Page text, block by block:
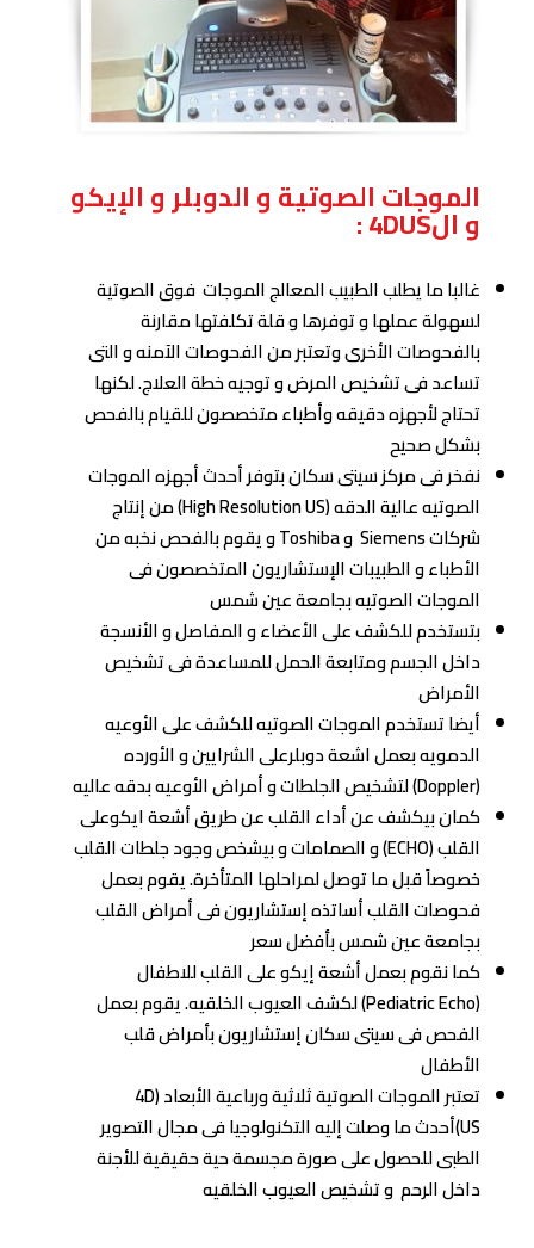
الموجات الصوتية و الدوبلر و الإيكو
و ال4DUS :
غالبا ما يطلب الطبيب المعالج الموجات فوق الصوتية
لسهولة عملها و توفرها و قلة تكلفتها مقارنة
بالفحوصات الأخرى وتعتبر من الفحوصات الآمنه و التى
تساعد فى تشخيص المرض و توجيه خطة العلاج. لكنها
تحتاج لأجهزه دقيقه وأطباء متخصصون للقيام بالفحص
بشكل صحيح
نفخر فى مركز سيتى سكان بتوفر أحدث أجهزه الموجات
الصوتيه عالية الدقه (High Resolution US) من إنتاج
شركات Siemens و Toshiba و يقوم بالفحص نخبه من
الأطباء و الطبيبات الإستشاريون المتخصصون فى
الموجات الصوتيه بجامعة عين شمس
بتستخدم للكشف على الأعضاء و المفاصل و الأنسجة
داخل الجسم ومتابعة الحمل للمساعدة فى تشخيص
الأمراض
أيضا تستخدم الموجات الصوتيه للكشف على الأوعيه
الدمويه بعمل اشعة دوبلرعلى الشرايين و الأورده
(Doppler) لتشخيص الجلطات و أمراض الأوعيه بدقه عاليه
كمان بيكشف عن أداء القلب عن طريق أشعة ايكوعلى
القلب (ECHO) و الصمامات و بيشخص وجود جلطات القلب
خصوصاً قبل ما توصل لمراحلها المتأخرة. يقوم بعمل
فحوصات القلب أساتذه إستشاريون فى أمراض القلب
بجامعة عين شمس بأفضل سعر
كما نقوم بعمل أشعة إيكو على القلب للاطفال
(Pediatric Echo) لكشف العيوب الخلقيه. يقوم بعمل
الفحص فى سيتى سكان إستشاريون بأمراض قلب
الأطفال
تعتبر الموجات الصوتية ثلاثية ورباعية الأبعاد (4D
US)أحدث ما وصلت إليه التكنولوجيا فى مجال التصوير
الطبى للحصول على صورة مجسمة حية حقيقية للأجنة
داخل الرحم و تشخيص العيوب الخلقيه